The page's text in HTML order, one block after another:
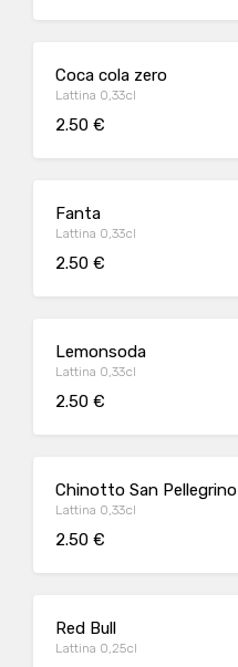
Coca cola zero
Lattina 0,33cl
2.50 €
Fanta
Lattina 0,33cl
2.50 €
Lemonsoda
Lattina 0,33cl
2.50 €
Chinotto San Pellegrino
Lattina 0,33cl
2.50 €
Red Bull
Lattina 0,25cl